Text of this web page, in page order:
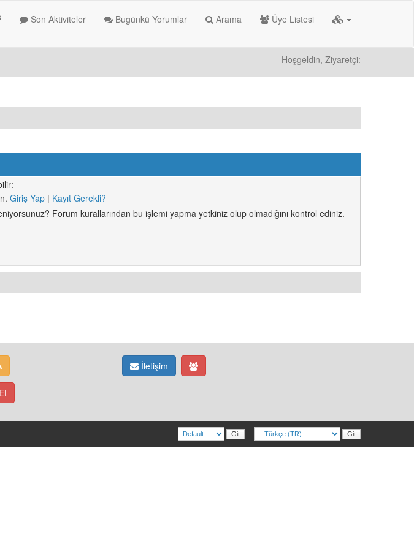
Son Aktiviteler Bugünkü Yorumlar Arama Üye Listesi
Hoşgeldin, Ziyaretçi:
Giriş Yap | Kayıt Gerekli?
Forum kurallarından bu işlemi yapma yetkiniz olup olmadığını kontrol ediniz.
İletişim